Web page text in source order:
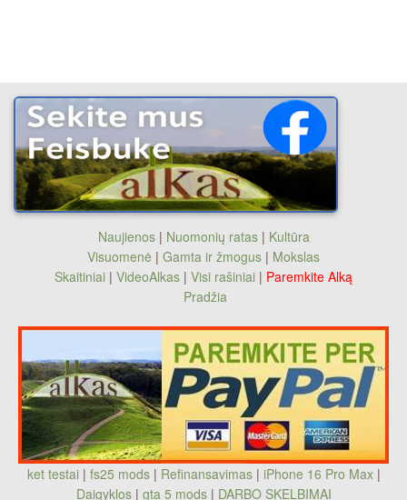
Naujienos| Nuomonių ratas| Kultūra
Visuomenė | Gamta ir žmogus | Mokslas
Skaitiniai | VideoAlkas | Visi rašiniai | Paremkite Alką
Pradžia
ket testai | fs25 mods| Refinansavimas| iPhone 16 Pro Max|
Daigyklos| gta 5 mods | DARBO SKELBIMAI